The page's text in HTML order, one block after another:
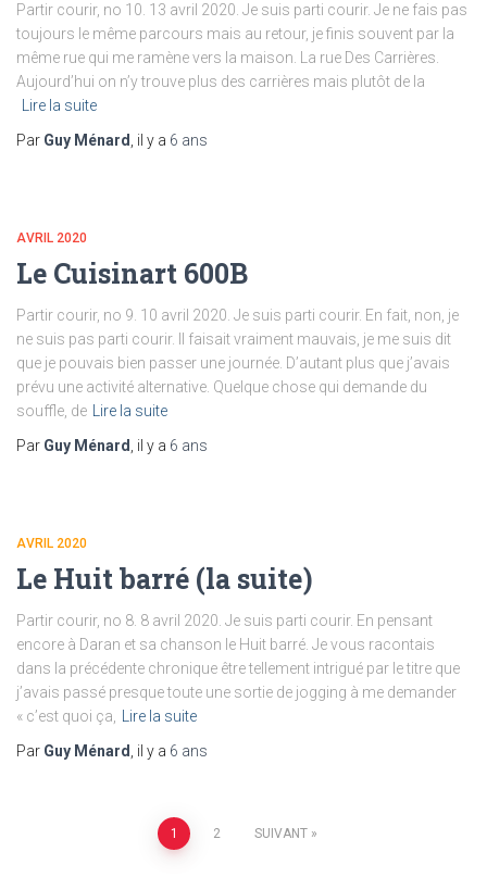
Partir courir, no 10. 13 avril 2020. Je suis parti courir. Je ne fais pas
toujours le même parcours mais au retour, je finis souvent par la
même rue qui me ramène vers la maison. La rue Des Carrières.
Aujourd’hui on n’y trouve plus des carrières mais plutôt de la
Lire la suite
Par Guy Ménard , il y a 6 ans
AVRIL 2020
Le Cuisinart 600B
Partir courir, no 9. 10 avril 2020. Je suis parti courir. En fait, non, je
ne suis pas parti courir. Il faisait vraiment mauvais, je me suis dit
que je pouvais bien passer une journée. D’autant plus que j’avais
prévu une activité alternative. Quelque chose qui demande du
souffle, de
Lire la suite
Par Guy Ménard , il y a 6 ans
AVRIL 2020
Le Huit barré (la suite)
Partir courir, no 8. 8 avril 2020. Je suis parti courir. En pensant
encore à Daran et sa chanson le Huit barré. Je vous racontais
dans la précédente chronique être tellement intrigué par le titre que
j’avais passé presque toute une sortie de jogging à me demander
« c’est quoi ça,
Lire la suite
Par Guy Ménard , il y a 6 ans
Pagination 1 2 SUIVANT